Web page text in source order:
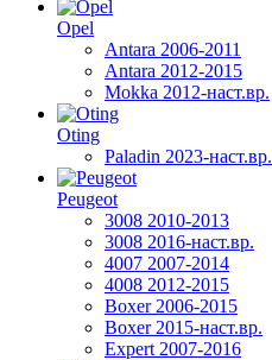
Opel
Antara 2006-2011
Antara 2012-2015
Mokka 2012-наст.вр.
Oting
Paladin 2023-наст.вр.
Peugeot
3008 2010-2013
3008 2016-наст.вр.
4007 2007-2014
4008 2012-2015
Boxer 2006-2015
Boxer 2015-наст.вр.
Expert 2007-2016